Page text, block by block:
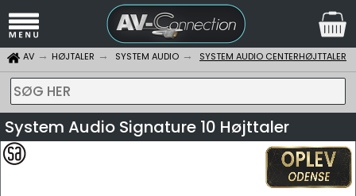
AV HØJTALER SYSTEM AUDIO SYSTEM AUDIO CENTERHØJTTALER
SØG HER
System Audio Signature 10 Højttaler